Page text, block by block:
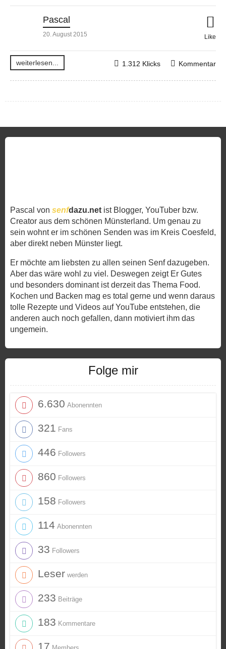
Pascal
20. August 2015 Like
weiterlesen... Kommentar
1.312 Klicks
Pascal von senfdazu.net ist Blogger, YouTuber bzw.
Creator aus dem schönen Münsterland. Um genau zu
sein wohnt er im schönen Senden was im Kreis Coesfeld,
aber direkt neben Münster liegt.
Er möchte am liebsten zu allen seinen Senf dazugeben.
Aber das wäre wohl zu viel. Deswegen zeigt Er Gutes
und besonders dominant ist derzeit das Thema Food.
Kochen und Backen mag es total gerne und wenn daraus
tolle Rezepte und Videos auf YouTube entstehen, die
anderen auch noch gefallen, dann motiviert ihm das
ungemein.
Folge mir
6.630 Abonennten
321 Fans
446 Followers
860 Followers
158 Followers
114 Abonennten
33 Followers
Leser werden
233 Beiträge
183 Kommentare
17